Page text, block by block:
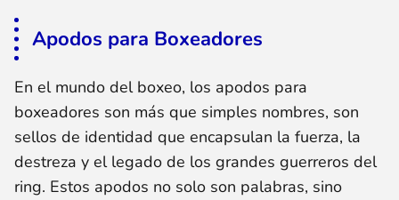
Apodos para Boxeadores
En el mundo del boxeo, los apodos para
boxeadores son más que simples nombres, son
sellos de identidad que encapsulan la fuerza, la
destreza y el legado de los grandes guerreros del
ring. Estos apodos no solo son palabras, sino